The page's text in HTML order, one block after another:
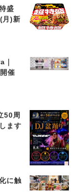
盛
月)新
催
50周
ます
に触